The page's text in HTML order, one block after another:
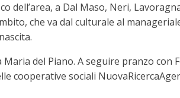
dell’area, a Dal Maso, Neri,
che va dal culturale al
del Piano. A seguire pranzo con
cooperative sociali